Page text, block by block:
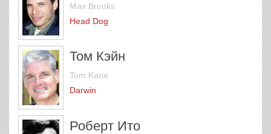
Max Brooks
Head Dog
Том Кэйн
Tom Kane
Darwin
Роберт Ито